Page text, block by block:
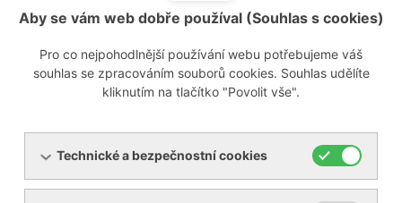
Revize
Servisní smlouvy
Jestliže máte zájem o opravu Vašeho zařízení, můžete
vyplnit a zaslat námformulář opravy.
Kontaktujte nás
Aby se vám web dobře používal (Souhlas s cookies)
Pro co nejpohodlnější používání webu potřebujeme váš
souhlas se zpracováním souborů cookies. Souhlas udělíte
kliknutím na tlačítko "Povolit vše".
Technické a bezpečnostní cookies